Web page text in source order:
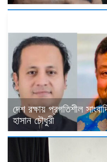
দেশ রক্ষায় প্রগতিশীল
হাসান চৌধুরী